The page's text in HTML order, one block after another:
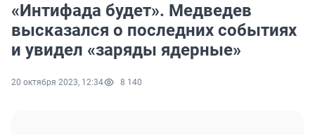
«Интифада будет». Медведев
высказался о последних событиях
и увидел «заряды ядерные»
20 октября 2023, 12:34 8 140